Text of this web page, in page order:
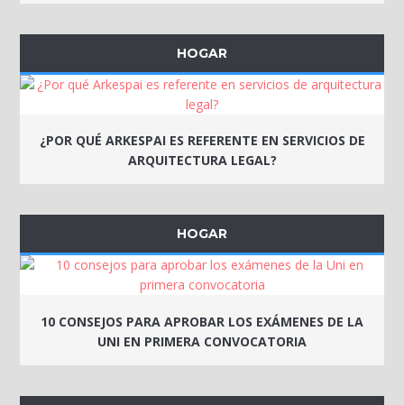
HOGAR
¿POR QUÉ ARKESPAI ES REFERENTE EN SERVICIOS DE
ARQUITECTURA LEGAL?
HOGAR
10 CONSEJOS PARA APROBAR LOS EXÁMENES DE LA
UNI EN PRIMERA CONVOCATORIA